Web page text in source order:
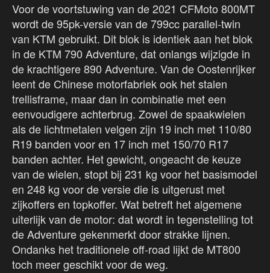
Voor de voortstuwing van de 2021 CFMoto 800MT
wordt de 95pk-versie van de 799cc parallel-twin
van KTM gebruikt. Dit blok is identiek aan het blok
in de KTM 790 Adventure, dat onlangs wijzigde in
de krachtigere 890 Adventure. Van de Oostenrijker
leent de Chinese motorfabriek ook het stalen
trellisframe, maar dan in combinatie met een
eenvoudigere achterbrug. Zowel de spaakwielen
als de lichtmetalen velgen zijn 19 inch met 110/80
R19 banden voor en 17 inch met 150/70 R17
banden achter. Het gewicht, ongeacht de keuze
van de wielen, stopt bij 231 kg voor het basismodel
en 248 kg voor de versie die is uitgerust met
zijkoffers en topkoffer. Wat betreft het algemene
uiterlijk van de motor: dat wordt in tegenstelling tot
de Adventure gekenmerkt door strakke lijnen.
Ondanks het traditionele off-road lijkt de MT800
toch meer geschikt voor de weg.